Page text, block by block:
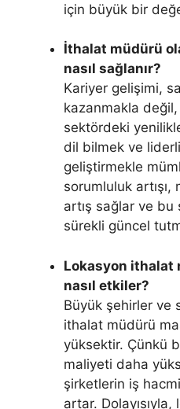
için büyük bir
İthalat müdürü
nasıl sağlanır?
Kariyer gelişimi,
kazanmakla değil,
sektördeki
dil bilmek ve
geliştirmekle
sorumluluk
artış sağlar ve
sürekli güncel
Lokasyon ithalat
nasıl etkiler?
Büyük şehirler ve
ithalat müdürü
yüksektir. Çünkü
maliyeti daha
şirketlerin iş
artar.